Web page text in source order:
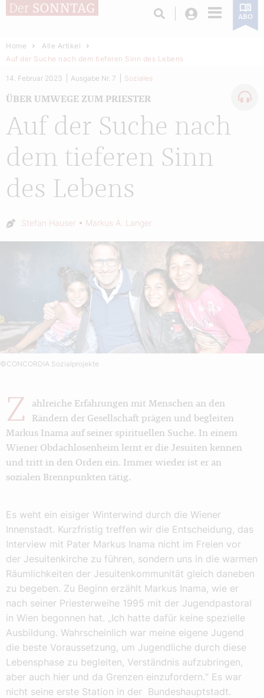
Login ABO
Home
Alle Artikel
Auf der Suche nach dem tieferen Sinn des Lebens
Auf der Suche nach
dem tieferen Sinn
des Lebens
ÜBER UMWEGE ZUM PRIESTER
14. Februar 2023 Ausgabe Nr. 7 Soziales
Autor:
Stefan Hauser Markus A. Langer
©CONCORDIA Sozialprojekte
Z
ahlreiche Erfahrungen mit Menschen an den
Rändern der Gesellschaft prägen und begleiten
Markus Inama auf seiner spirituellen Suche. In einem
Wiener Obdachlosenheim lernt er die Jesuiten kennen
und tritt in den Orden ein. Immer wieder ist er an
sozialen Brennpunkten tätig.
Es weht ein eisiger Winterwind durch die Wiener
Innenstadt. Kurzfristig treffen wir die Entscheidung, das
Interview mit Pater Markus Inama nicht im Freien vor
der Jesuitenkirche zu führen, sondern uns in die warmen
Räumlichkeiten der Jesuitenkommunität gleich daneben
zu begeben. Zu Beginn erzählt Markus Inama, wie er
nach seiner Priesterweihe 1995 mit der Jugendpastoral
in Wien begonnen hat. „Ich hatte dafür keine spezielle
Ausbildung. Wahrscheinlich war meine eigene Jugend
die beste Voraussetzung, um Jugendliche durch diese
Lebensphase zu begleiten, Verständnis aufzubringen,
aber auch hier und da Grenzen einzufordern.“ Es war
nicht seine erste Station in der Bundeshauptstadt.